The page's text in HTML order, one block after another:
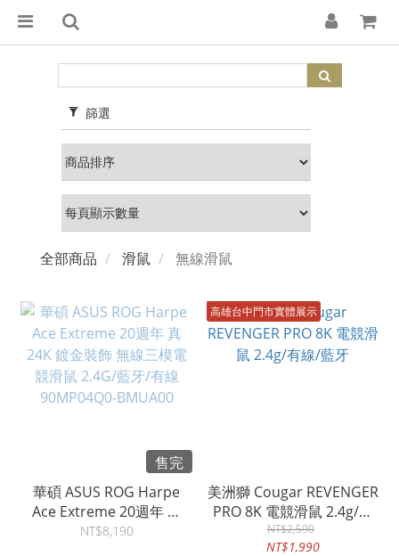
篩選
全部商品 滑鼠 無線滑鼠
售完
華碩 ASUS ROG Harpe
Ace Extreme 20週年 真
24K 鍍金裝飾 無線三模電
NT$8,190
高雄台中門市實體展示
美洲獅 Cougar REVENGER
PRO 8K 電競滑鼠 2.4g/有
線/藍牙
NT$2,590
NT$1,990